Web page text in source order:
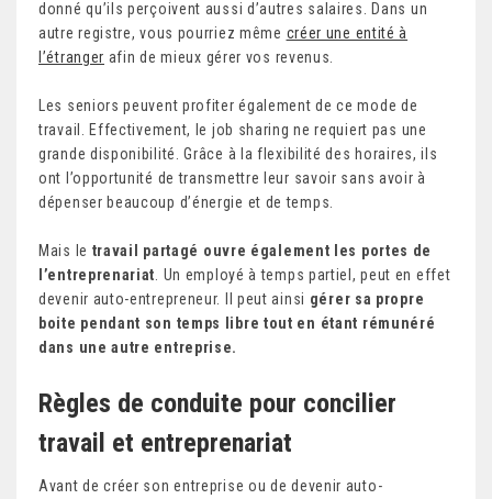
donné qu’ils perçoivent aussi d’autres salaires. Dans un
autre registre, vous pourriez même créer une entité à
l’étranger afin de mieux gérer vos revenus.
Les seniors peuvent profiter également de ce mode de
travail. Effectivement, le job sharing ne requiert pas une
grande disponibilité. Grâce à la flexibilité des horaires, ils
ont l’opportunité de transmettre leur savoir sans avoir à
dépenser beaucoup d’énergie et de temps.
Mais le travail partagé ouvre également les portes de
l’entreprenariat . Un employé à temps partiel, peut en effet
devenir auto-entrepreneur. Il peut ainsi gérer sa propre
boite pendant son temps libre tout en étant rémunéré
dans une autre entreprise.
Règles de conduite pour concilier
travail et entreprenariat
Avant de créer son entreprise ou de devenir auto-